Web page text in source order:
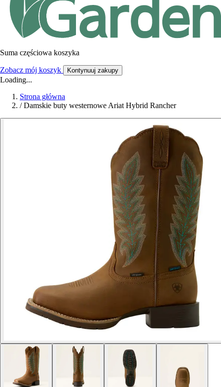
Suma częściowa koszyka
Zobacz mój koszyk Kontynuuj zakupy
Loading...
Strona główna
/ Damskie buty westernowe Ariat Hybrid Rancher